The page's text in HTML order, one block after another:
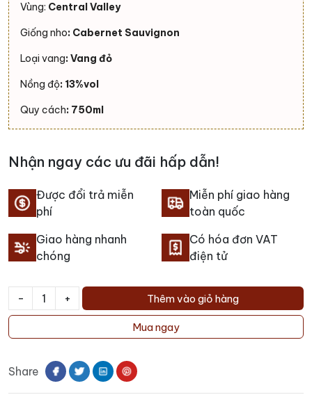
Vùng: Central Valley
Giống nho: Cabernet Sauvignon
Loại vang: Vang đỏ
Nồng độ: 13%vol
Quy cách: 750ml
Nhận ngay các ưu đãi hấp dẫn!
Được đổi trả miễn
phí
Miễn phí giao hàng
toàn quốc
Giao hàng nhanh
chóng
Có hóa đơn VAT
điện tử
-
Vang
Muelle
Cabernet
+ Thêm vào giỏ hàng
Mua ngay
Share